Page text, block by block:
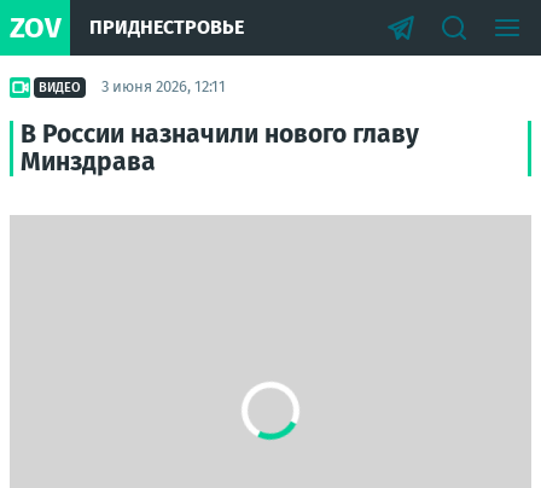
ZOV ПРИДНЕСТРОВЬЕ
ВИДЕО 3 июня 2026, 12:11
В России назначили нового главу
Минздрава